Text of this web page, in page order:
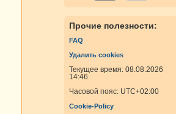
Прочие полезности:
FAQ
Удалить cookies
Текущее время: 08.08.2026
14:46
Часовой пояс: UTC+02:00
Cookie-Policy